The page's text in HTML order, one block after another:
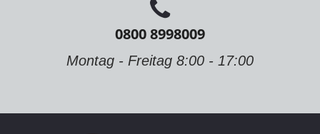
0800 8998009
Montag - Freitag 8:00 - 17:00